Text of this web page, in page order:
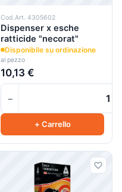
Cod.Art. 4305602
Dispenser x esche
ratticide "necorat"
Disponibile su ordinazione
al pezzo
10,13 €
−
+ Carrello